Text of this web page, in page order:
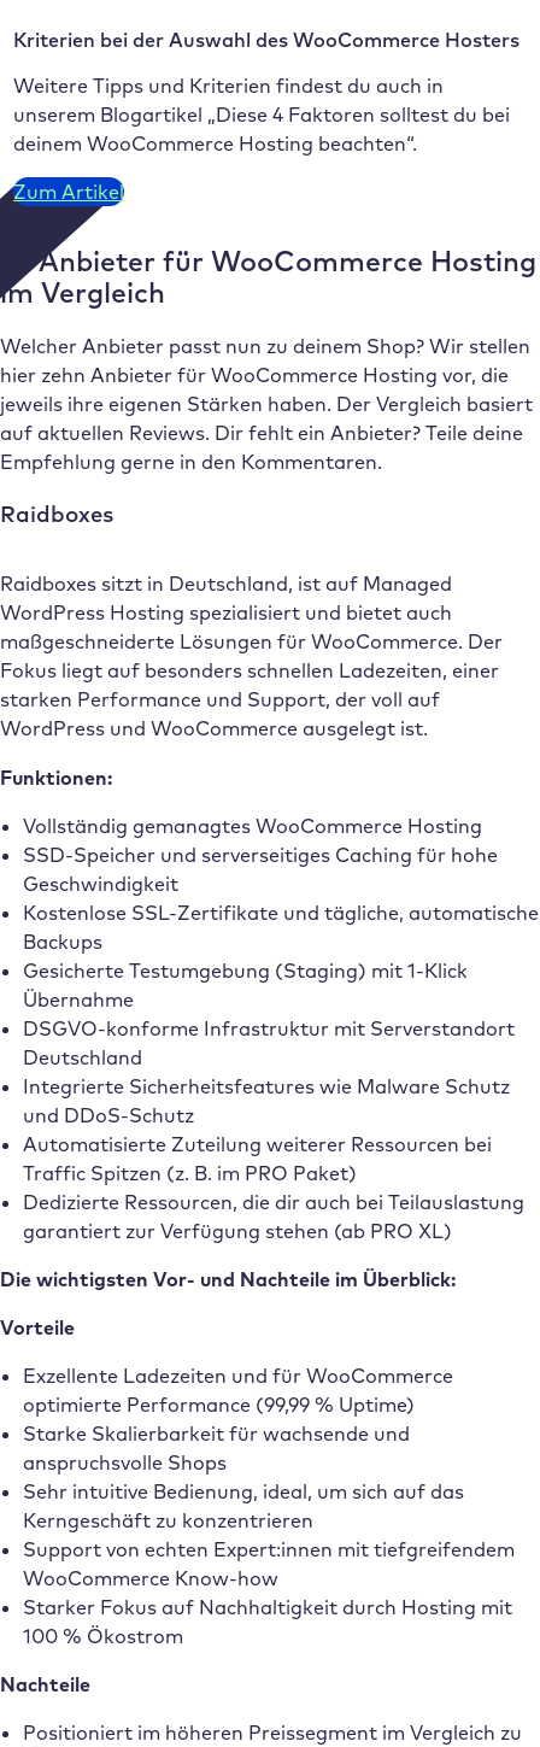
Kriterien bei der Auswahl des WooCommerce Hosters
Weitere Tipps und Kriterien findest du auch in
unserem Blogartikel „Diese 4 Faktoren solltest du bei
deinem WooCommerce Hosting beachten“.
Zum Artikel
10 Anbieter für WooCommerce Hosting
im Vergleich
Welcher Anbieter passt nun zu deinem Shop? Wir stellen
hier zehn Anbieter für WooCommerce Hosting vor, die
jeweils ihre eigenen Stärken haben. Der Vergleich basiert
auf aktuellen Reviews. Dir fehlt ein Anbieter? Teile deine
Empfehlung gerne in den Kommentaren.
Raidboxes
Raidboxes sitzt in Deutschland, ist auf Managed
WordPress Hosting spezialisiert und bietet auch
maßgeschneiderte Lösungen für WooCommerce. Der
Fokus liegt auf besonders schnellen Ladezeiten, einer
starken Performance und Support, der voll auf
WordPress und WooCommerce ausgelegt ist.
Funktionen:
Vollständig gemanagtes WooCommerce Hosting
SSD-Speicher und serverseitiges Caching für hohe
Geschwindigkeit
Kostenlose SSL-Zertifikate und tägliche, automatische
Backups
Gesicherte Testumgebung (Staging) mit 1-Klick
Übernahme
DSGVO-konforme Infrastruktur mit Serverstandort
Deutschland
Integrierte Sicherheitsfeatures wie Malware Schutz
und DDoS-Schutz
Automatisierte Zuteilung weiterer Ressourcen bei
Traffic Spitzen (z. B. im PRO Paket)
Dedizierte Ressourcen, die dir auch bei Teilauslastung
garantiert zur Verfügung stehen (ab PRO XL)
Die wichtigsten Vor- und Nachteile im Überblick:
Vorteile
Exzellente Ladezeiten und für WooCommerce
optimierte Performance (99,99 % Uptime)
Starke Skalierbarkeit für wachsende und
anspruchsvolle Shops
Sehr intuitive Bedienung, ideal, um sich auf das
Kerngeschäft zu konzentrieren
Support von echten Expert:innen mit tiefgreifendem
WooCommerce Know-how
Starker Fokus auf Nachhaltigkeit durch Hosting mit
100 % Ökostrom
Nachteile
Positioniert im höheren Preissegment im Vergleich zu